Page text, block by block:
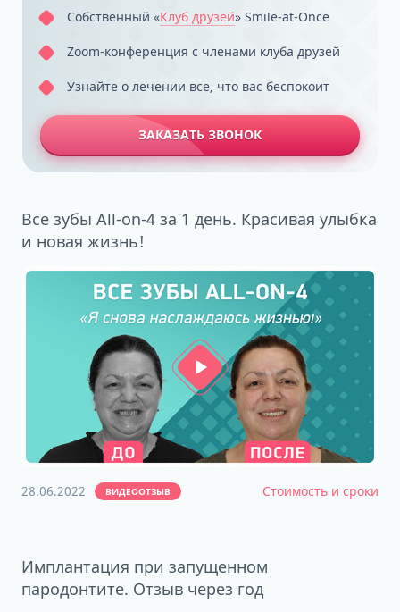
Собственный «Клуб друзей» Smile-at-Once
Zoom-конференция с членами клуба друзей
Узнайте о лечении все, что вас беспокоит
ЗАКАЗАТЬ ЗВОНОК
Все зубы All-on-4 за 1 день. Красивая улыбка
и новая жизнь!
28.06.2022 ВИДЕООТЗЫВ Стоимость и сроки
Имплантация при запущенном
пародонтите. Отзыв через год